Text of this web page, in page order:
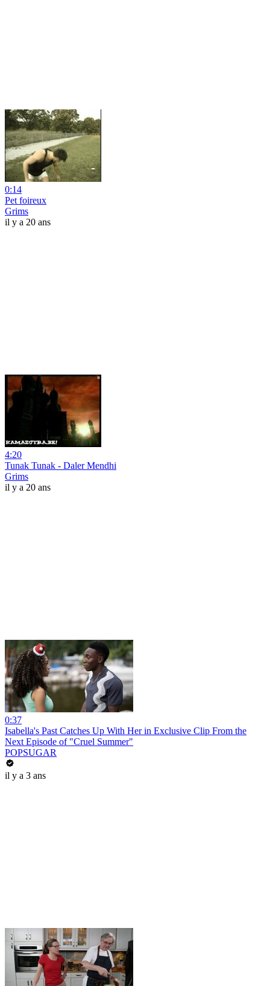
0:14
Pet foireux
Grims
il y a 20 ans
4:20
Tunak Tunak - Daler Mendhi
Grims
il y a 20 ans
0:37
Isabella's Past Catches Up With Her in Exclusive Clip From the
Next Episode of "Cruel Summer"
POPSUGAR
il y a 3 ans